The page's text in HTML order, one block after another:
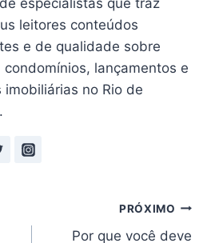
especialistas que traz
leitores conteúdos
e de qualidade sobre
condomínios, lançamentos e
imobiliárias no Rio de
PRÓXIMO
Por que você deve